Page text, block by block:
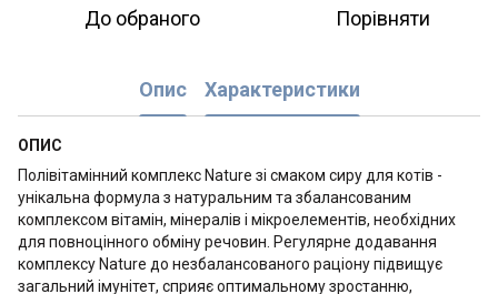
До обраного Порівняти
Опис Характеристики
ОПИС
Полівітамінний комплекс Nature зі смаком сиру для котів -
унікальна формула з натуральним та збалансованим
комплексом вітамін, мінералів і мікроелементів, необхідних
для повноцінного обміну речовин. Регулярне додавання
комплексу Nature до незбалансованого раціону підвищує
загальний імунітет, сприяє оптимальному зростанню,